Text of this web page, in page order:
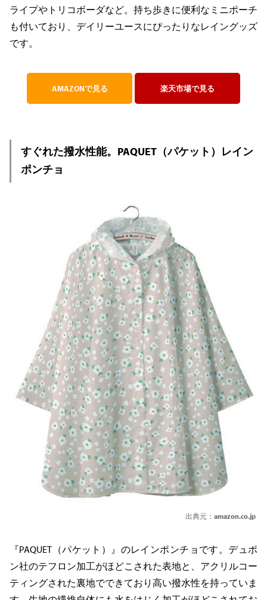
ライプやトリコボーダなど。持ち歩きに便利なミニポーチ
も付いており、デイリーユースにぴったりなレイングッズ
です。
AMAZONで見る 楽天市場で見る
すぐれた撥水性能。PAQUET（パケット）レイン
ポンチョ
出典元： amazon.co.jp
『PAQUET（パケット）』のレインポンチョです。デュポ
ン社のテフロン加工がほどこされた表地と、アクリルコー
ティングされた裏地でできており高い撥水性を持っていま